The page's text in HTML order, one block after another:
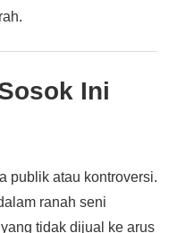
Ini
publik atau kontroversi.
ranah seni
tidak dijual ke arus